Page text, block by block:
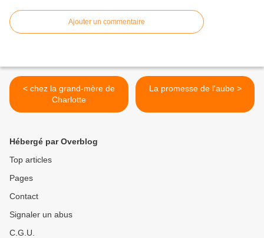
Ajouter un commentaire
< chez la grand-mère de
Charlotte
La promesse de l'aube >
Hébergé par Overblog
Top articles
Pages
Contact
Signaler un abus
C.G.U.